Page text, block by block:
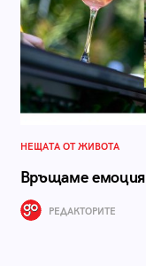
НЕЩАТА ОТ ЖИВОТА
Връщаме
РЕДАКТОРИТЕ